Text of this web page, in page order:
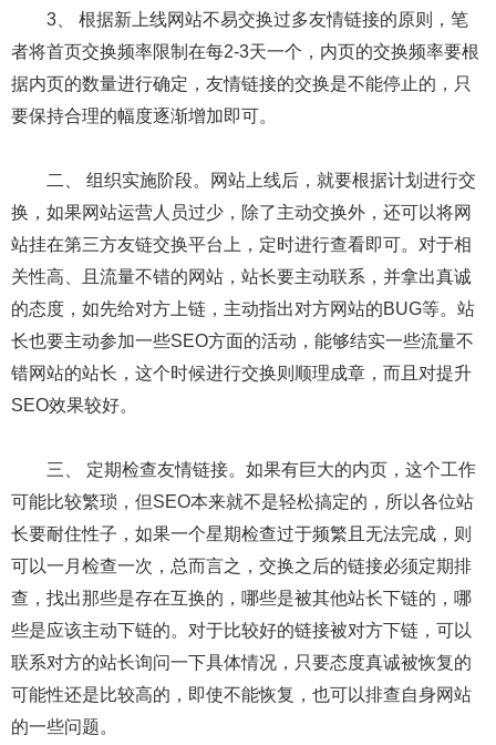
3、 根据新上线网站不易交换过多友情链接的原则，笔
者将首页交换频率限制在每2-3天一个，内页的交换频率要根
据内页的数量进行确定，友情链接的交换是不能停止的，只
要保持合理的幅度逐渐增加即可。
二、 组织实施阶段。网站上线后，就要根据计划进行交
换，如果网站运营人员过少，除了主动交换外，还可以将网
站挂在第三方友链交换平台上，定时进行查看即可。对于相
关性高、且流量不错的网站，站长要主动联系，并拿出真诚
的态度，如先给对方上链，主动指出对方网站的BUG等。站
长也要主动参加一些SEO方面的活动，能够结实一些流量不
错网站的站长，这个时候进行交换则顺理成章，而且对提升
SEO效果较好。
三、 定期检查友情链接。如果有巨大的内页，这个工作
可能比较繁琐，但SEO本来就不是轻松搞定的，所以各位站
长要耐住性子，如果一个星期检查过于频繁且无法完成，则
可以一月检查一次，总而言之，交换之后的链接必须定期排
查，找出那些是存在互换的，哪些是被其他站长下链的，哪
些是应该主动下链的。对于比较好的链接被对方下链，可以
联系对方的站长询问一下具体情况，只要态度真诚被恢复的
可能性还是比较高的，即使不能恢复，也可以排查自身网站
的一些问题。